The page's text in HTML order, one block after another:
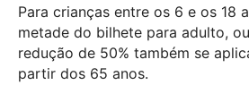
Para crianças entre os 6 e os 18
metade do bilhete para adulto,
redução de 50% também se
partir dos 65 anos.